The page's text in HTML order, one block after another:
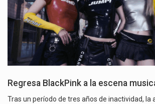
Regresa BlackPink a la escena
Tras un período de tres años de inactividad, la